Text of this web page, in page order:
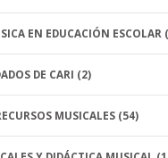
EN EDUCACIÓN ESCOLAR
DE CARI (2)
MUSICALES (54)